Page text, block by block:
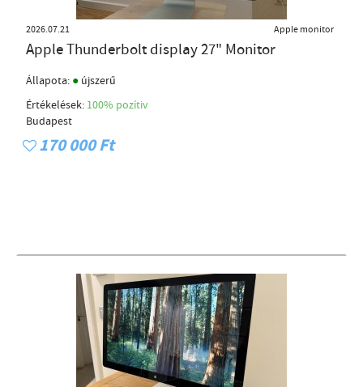
2026.07.21 Apple monitor
Apple Thunderbolt display 27" Monitor
Állapota: ● újszerű
Értékelések: 100% pozítiv
Budapest
170 000 Ft